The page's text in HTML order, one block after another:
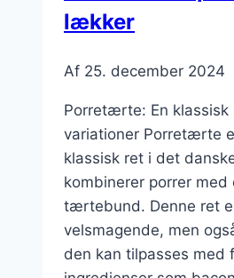
lækker
Af 25. december 2024
Porretærte: En klassisk
variationer Porretærte
klassisk ret i det
kombinerer porrer
tærtebund. Denne ret
velsmagende, men
den kan tilpasses med